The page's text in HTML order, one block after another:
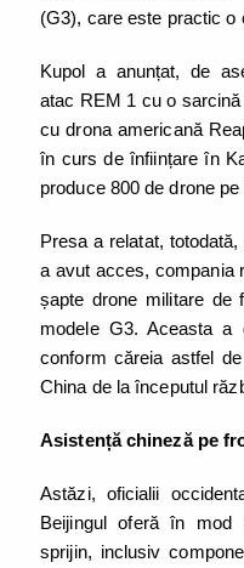
(G3), care este practic o
Kupol a anunțat, de
atac REM 1 cu o
cu drona americană
în curs de înființare în
produce 800 de drone pe
Presa a relatat,
a avut acces, compania
șapte drone militare de
modele G3. Aceasta a
conform căreia astfel
China de la începutul
Asistență chineză pe
Astăzi, oficialii
Beijingul oferă în
sprijin, inclusiv